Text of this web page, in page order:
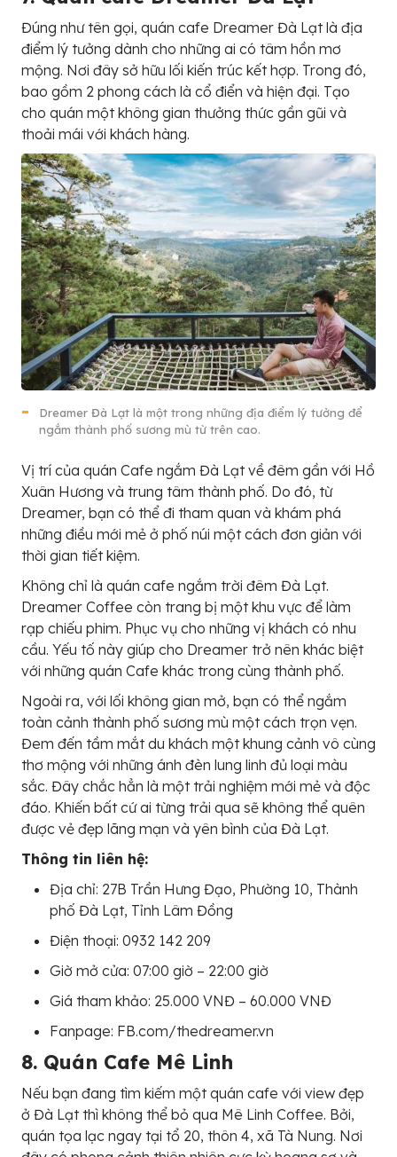
Đúng như tên gọi, quán cafe Dreamer Đà Lạt là địa
điểm lý tưởng dành cho những ai có tâm hồn mơ
mộng. Nơi đây sở hữu lối kiến trúc kết hợp. Trong đó,
bao gồm 2 phong cách là cổ điển và hiện đại. Tạo
cho quán một không gian thưởng thức gần gũi và
thoải mái với khách hàng.
Dreamer Đà Lạt là một trong những địa điểm lý tưởng để
ngắm thành phố sương mù từ trên cao.
Vị trí của quán Cafe ngắm Đà Lạt về đêm gần với Hồ
Xuân Hương và trung tâm thành phố. Do đó, từ
Dreamer, bạn có thể đi tham quan và khám phá
những điều mới mẻ ở phố núi một cách đơn giản với
thời gian tiết kiệm.
Không chỉ là quán cafe ngắm trời đêm Đà Lạt.
Dreamer Coffee còn trang bị một khu vực để làm
rạp chiếu phim. Phục vụ cho những vị khách có nhu
cầu. Yếu tố này giúp cho Dreamer trở nên khác biệt
với những quán Cafe khác trong cùng thành phố.
Ngoài ra, với lối không gian mở, bạn có thể ngắm
toàn cảnh thành phố sương mù một cách trọn vẹn.
Đem đến tầm mắt du khách một khung cảnh vô cùng
thơ mộng với những ánh đèn lung linh đủ loại màu
sắc. Đây chắc hẳn là một trải nghiệm mới mẻ và độc
đáo. Khiến bất cứ ai từng trải qua sẽ không thể quên
được vẻ đẹp lãng mạn và yên bình của Đà Lạt.
Thông tin liên hệ:
Địa chỉ: 27B Trần Hưng Đạo, Phường 10, Thành
phố Đà Lạt, Tỉnh Lâm Đồng
Điện thoại: 0932 142 209
Giờ mở cửa: 07:00 giờ – 22:00 giờ
Giá tham khảo: 25.000 VNĐ – 60.000 VNĐ
Fanpage: FB.com/thedreamer.vn
8. Quán Cafe Mê Linh
Nếu bạn đang tìm kiếm một quán cafe với view đẹp
ở Đà Lạt thì không thể bỏ qua Mê Linh Coffee. Bởi,
quán tọa lạc ngay tại tổ 20, thôn 4, xã Tà Nung. Nơi